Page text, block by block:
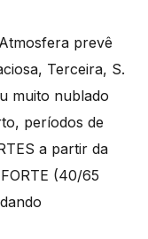
prevê
Terceira, S.
muito nublado
períodos de
a partir da
(40/65